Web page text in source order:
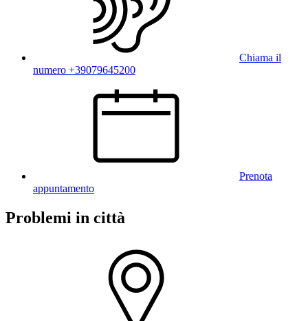
Chiama il
numero +39079645200
Prenota
appuntamento
Problemi in città